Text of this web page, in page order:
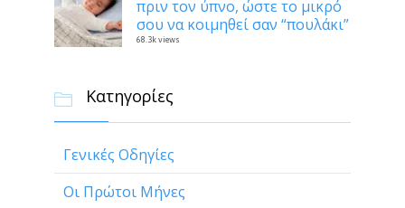
πριν τον ύπνο, ώστε το μικρό
σου να κοιμηθεί σαν “πουλάκι”
68.3k views
 Κατηγορίες
Γενικές Οδηγίες
Οι Πρώτοι Μήνες